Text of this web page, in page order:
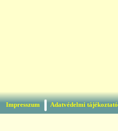
Impresszum Adatvédelmi tájékoztató